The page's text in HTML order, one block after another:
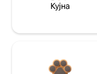
Кујна